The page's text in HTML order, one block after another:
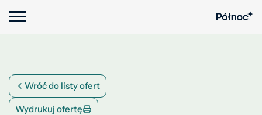
Wróć do listy ofert
Wydrukuj ofertę